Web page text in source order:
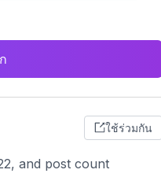
ใช้ร่วมกัน
and post count